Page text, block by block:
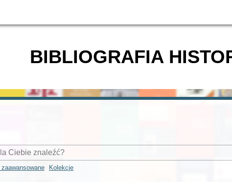
BIBLIOGRAFIA
Kolekcje